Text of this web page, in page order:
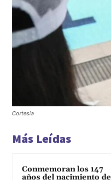
Cortesía
Más Leídas
Conmemoran los 147
años del nacimiento de